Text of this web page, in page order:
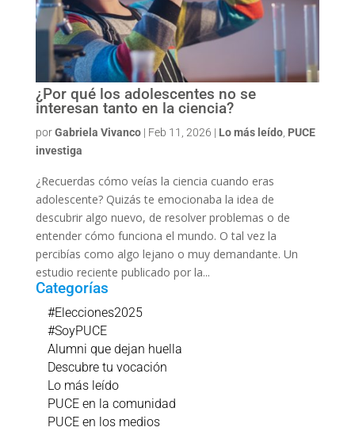
¿Por qué los adolescentes no se
interesan tanto en la ciencia?
porGabriela Vivanco| Feb 11, 2026 | Lo más leído, PUCE
investiga
¿Recuerdas cómo veías la ciencia cuando eras
adolescente? Quizás te emocionaba la idea de
descubrir algo nuevo, de resolver problemas o de
entender cómo funciona el mundo. O tal vez la
percibías como algo lejano o muy demandante. Un
estudio reciente publicado por la...
Categorías
#Elecciones2025
#SoyPUCE
Alumni que dejan huella
Descubre tu vocación
Lo más leído
PUCE en la comunidad
PUCE en los medios